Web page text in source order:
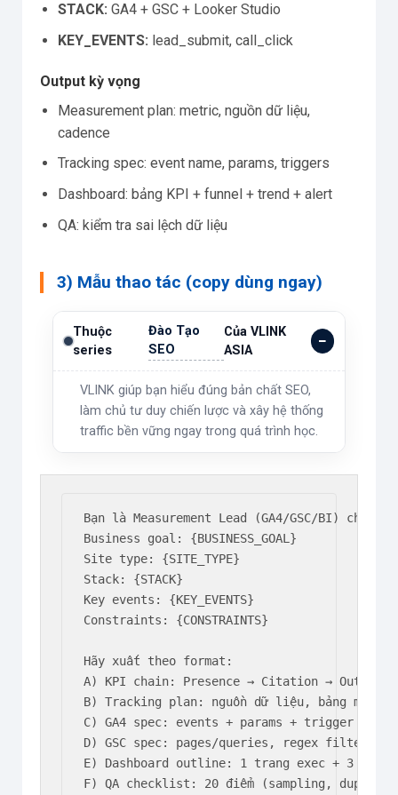
STACK: GA4 + GSC + Looker Studio
KEY_EVENTS: lead_submit, call_click
Output kỳ vọng
Measurement plan: metric, nguồn dữ liệu,
cadence
Tracking spec: event name, params, triggers
Dashboard: bảng KPI + funnel + trend + alert
QA: kiểm tra sai lệch dữ liệu
3) Mẫu thao tác (copy dùng ngay)
Thuộc
series
Đào Tạo
SEO
Của VLINK
ASIA
VLINK giúp bạn hiểu đúng bản chất SEO,
làm chủ tư duy chiến lược và xây hệ thống
traffic bền vững ngay trong quá trình học.
Bạn là Measurement Lead (GA4/GSC/BI) cho
Business goal: {BUSINESS_GOAL}
Site type: {SITE_TYPE}
Stack: {STACK}
Key events: {KEY_EVENTS}
Constraints: {CONSTRAINTS}
Hãy xuất theo format:
A) KPI chain: Presence → Citation →
B) Tracking plan: nguồn dữ liệu, bảng
C) GA4 spec: events + params + trigger +
D) GSC spec: pages/queries, regex filters,
E) Dashboard outline: 1 trang exec + 3 trang
F) QA checklist: 20 điểm (sampling,